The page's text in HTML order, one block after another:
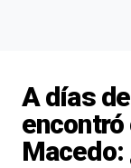
A días
Macedo: